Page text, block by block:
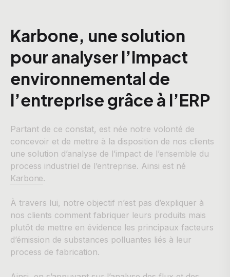
Karbone, une solution
pour analyser l’impact
environnemental de
l’entreprise grâce à l’ERP
Partant de ce constat, est née notre volonté de
concevoir et de mettre à la disposition de nos clients
une solution d’analyse de l’impact de l’ensemble du
process industriel de l’entreprise. Ainsi est né
Karbone.
À travers lui, notre objectif n’est pas d’expliquer à
nos clients comment fabriquer leurs produits mais
plutôt de mettre en évidence les principaux facteurs
d’émission de substances polluantes liés à leur
process de fabrication.